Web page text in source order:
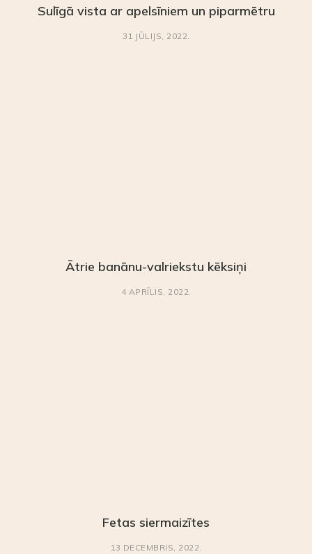
Sulīgā vista ar apelsīniem un piparmētru
31 JŪLIJS, 2022.
Ātrie banānu-valriekstu kēksiņi
4 APRĪLIS, 2022.
Fetas siermaizītes
13 DECEMBRIS, 2022.